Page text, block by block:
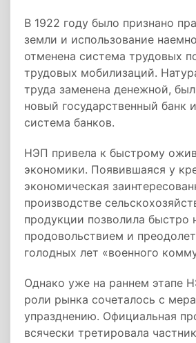
В 1922 году было признано
земли и использование
отменена система трудовых
трудовых мобилизаций.
труда заменена денежной,
новый государственный банк
система банков.
НЭП привела к быстрому
экономики. Появившаяся у
экономическая
производстве
продукции позволила быстро
продовольствием и
голодных лет «военного
Однако уже на раннем этапе
роли рынка сочеталось с
упразднению. Официальная
всячески третировала